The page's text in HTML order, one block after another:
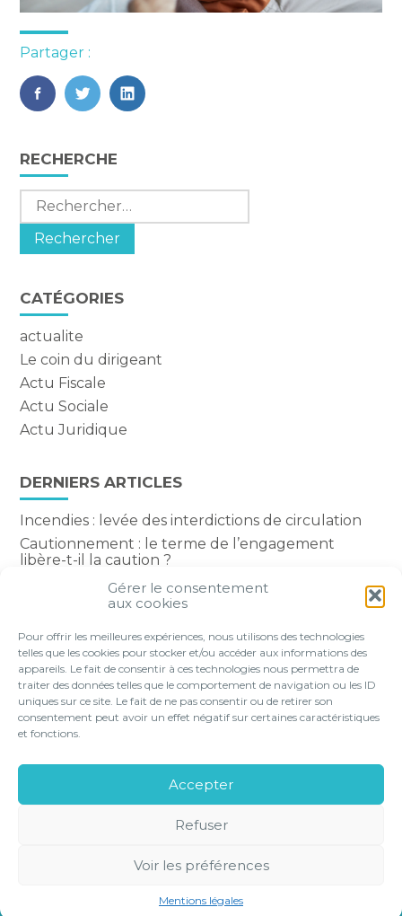
Gérer le consentement
aux cookies
Pour offrir les meilleures expériences, nous utilisons des technologies
telles que les cookies pour stocker et/ou accéder aux informations des
appareils. Le fait de consentir à ces technologies nous permettra de
traiter des données telles que le comportement de navigation ou les ID
uniques sur ce site. Le fait de ne pas consentir ou de retirer son
consentement peut avoir un effet négatif sur certaines caractéristiques
et fonctions.
Accepter
Refuser
Voir les préférences
Mentions légales
Partager :
FaceBook
TwitterLinkedIn
Blog
sidebar
RECHERCHE
Rechercher :
CATÉGORIES
actualite
Le coin du dirigeant
Actu Fiscale
Actu Sociale
Actu Juridique
DERNIERS ARTICLES
Incendies : levée des interdictions de circulation
Cautionnement : le terme de l’engagement
libère-t-il la caution ?
Transport fluvial de marchandises : une aide
financière bienvenue
comptent-elles ?
Footer
NOS SOLUTIONS EN LIGNE
LE CABINET
CONTACT
LÉGALES
COOKIES
CONFIDENTIALITÉ
CONCEPTION ET RÉALISATION CLASSE 7